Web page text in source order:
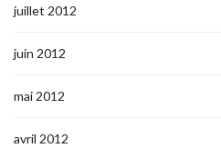
juillet 2012
juin 2012
mai 2012
avril 2012